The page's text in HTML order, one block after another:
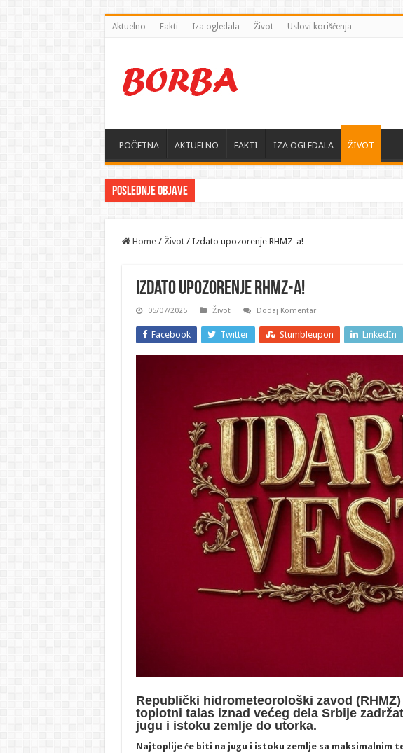
Aktuelno Fakti Iza ogledala Život Uslovi korišćenja
POČETNA AKTUELNO FAKTI IZA OGLEDALA ŽIVOT
Poslednje objave
Home / Život / Izdato upozorenje RHMZ-a!
Izdato upozorenje RHMZ-a!
05/07/2025 Život Dodaj Komentar
Facebook Twitter Stumbleupon LinkedIn
Republički hidrometeorološki zavod
toplotni talas iznad većeg dela Srbije
jugu i istoku zemlje do utorka.
Najtoplije će biti na jugu i istoku zemlje sa maksimalnim